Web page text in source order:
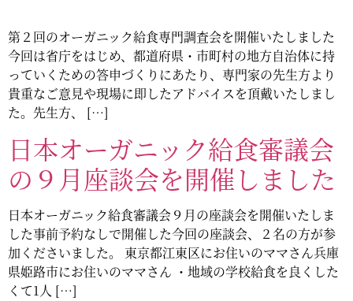
第２回のオーガニック給食専門調査会を開催いたしました
今回は省庁をはじめ、都道府県・市町村の地方自治体に持
っていくための答申づくりにあたり、専門家の先生方より
貴重なご意見や現場に即したアドバイスを頂戴いたしまし
た。先生方、 […]
日本オーガニック給食審議会
の９月座談会を開催しました
日本オーガニック給食審議会９月の座談会を開催いたしま
した事前予約なしで開催した今回の座談会、２名の方が参
加くださいました。 東京都江東区にお住いのママさん兵庫
県姫路市にお住いのママさん ・地域の学校給食を良くした
くて1人 […]